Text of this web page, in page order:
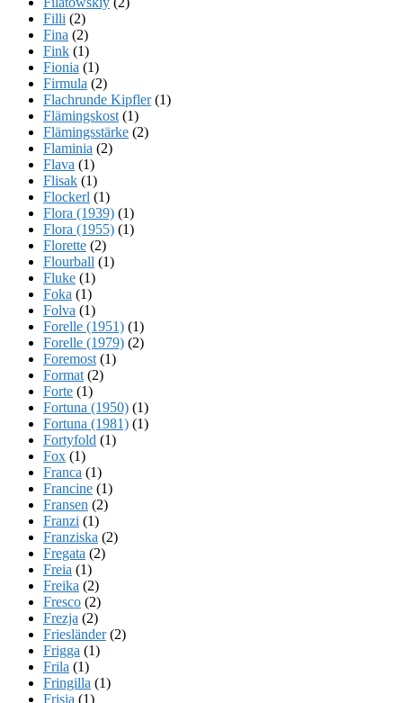
Filli (2)
Fina (2)
Fink (1)
Fionia (1)
Firmula (2)
Flachrunde Kipfler(1)
Flämingskost (1)
Flämingsstärke (2)
Flaminia (2)
Flava (1)
Flisak (1)
Flockerl (1)
Flora (1939) (1)
Flora (1955) (1)
Florette (2)
Flourball (1)
Fluke (1)
Foka (1)
Folva (1)
Forelle (1951) (1)
Forelle (1979) (2)
Foremost (1)
Format (2)
Forte (1)
Fortuna (1950) (1)
Fortuna (1981) (1)
Fortyfold (1)
Fox (1)
Franca (1)
Francine (1)
Fransen (2)
Franzi (1)
Franziska (2)
Fregata (2)
Freia (1)
Freika (2)
Fresco (2)
Frezja (2)
Friesländer(2)
Frigga (1)
Frila (1)
Fringilla (1)
Frisia (1)